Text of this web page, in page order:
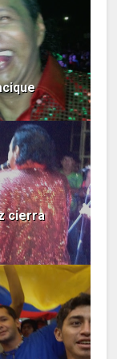
cierra